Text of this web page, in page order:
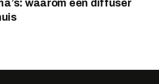
waarom een diffuser